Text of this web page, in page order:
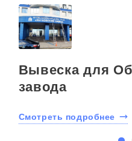
Вывеска для
завода
Смотреть подробнее